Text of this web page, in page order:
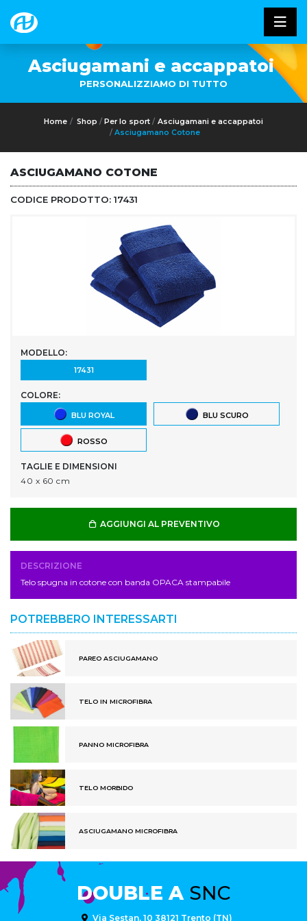
Asciugamani e accappatoi
PERSONALIZZIAMO DI TUTTO
Home Shop Per lo sport
Asciugamani e accappatoi
Asciugamano Cotone
ASCIUGAMANO COTONE
CODICE PRODOTTO: 17431
MODELLO:
17431
COLORE:
BLU ROYAL BLU SCURO
ROSSO
TAGLIE E DIMENSIONI
40 x 60 cm
AGGIUNGI AL PREVENTIVO
DESCRIZIONE
Telo spugna in cotone con banda OPACA stampabile
POTREBBERO INTERESSARTI
PAREO ASCIUGAMANO
TELO IN MICROFIBRA
PANNO MICROFIBRA
TELO MORBIDO
ASCIUGAMANO MICROFIBRA
DOUBLE A SNC
Via Sestan, 10 38121 Trento (TN)